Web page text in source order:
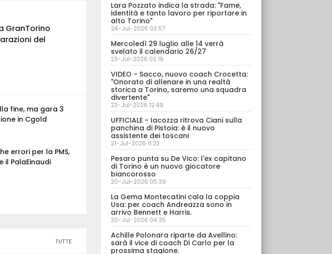
GranTorino
del
fine, ma gara 3
in Cgold
errori per la PMS,
il PalaEinaudi
TUTTE
Lara Pozzato indica la strada: "Fame,
identità e tanto lavoro per riportare in
alto Torino"
24-Jul-2026 03:57
Mercoledì 29 luglio alle 14 verrà
svelato il calendario 26/27
23-Jul-2026 02:19
VIDEO - Sacco, nuovo coach Crocetta:
"Onorato di allenare in una realtà
storica a Torino, saremo una squadra
divertente"
23-Jul-2026 12:49
UFFICIALE - Iacozza ritrova Ciani sulla
panchina di Pistoia: è il nuovo
assistente dei toscani
21-Jul-2026 11:22
Pesaro punta su De Vico: l'ex capitano
di Torino è un nuovo giocatore
biancorosso
20-Jul-2026 05:39
La Gema Montecatini cala la coppia
Usa: per coach Andreazza sono in
arrivo Bennett e Harris.
20-Jul-2026 04:35
Achille Polonara riparte da Avellino:
sarà il vice di coach Di Carlo per la
prossima stagione.